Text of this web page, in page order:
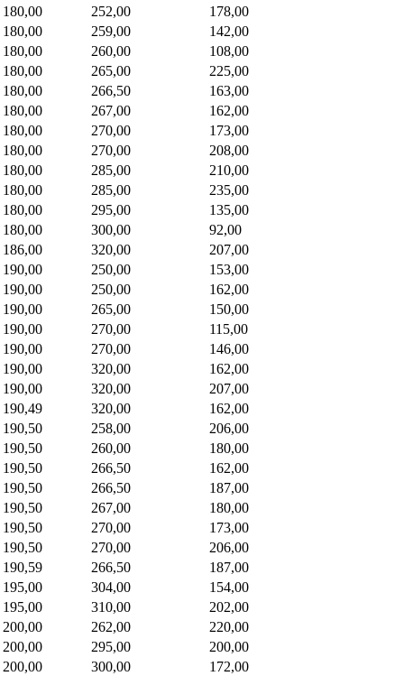
180,00
252,00
178,00
180,00
259,00
142,00
180,00
260,00
108,00
180,00
265,00
225,00
180,00
266,50
163,00
180,00
267,00
162,00
180,00
270,00
173,00
180,00
270,00
208,00
180,00
285,00
210,00
180,00
285,00
235,00
180,00
295,00
135,00
180,00
300,00
92,00
186,00
320,00
207,00
190,00
250,00
153,00
190,00
250,00
162,00
190,00
265,00
150,00
190,00
270,00
115,00
190,00
270,00
146,00
190,00
320,00
162,00
190,00
320,00
207,00
190,49
320,00
162,00
190,50
258,00
206,00
190,50
260,00
180,00
190,50
266,50
162,00
190,50
266,50
187,00
190,50
267,00
180,00
190,50
270,00
173,00
190,50
270,00
206,00
190,59
266,50
187,00
195,00
304,00
154,00
195,00
310,00
202,00
200,00
262,00
220,00
200,00
295,00
200,00
200,00
300,00 172,00